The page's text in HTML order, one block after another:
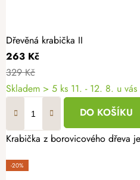
Dřevěná krabička II
263 Kč
329 Kč
Skladem > 5 ks 11. - 12. 8. u vás
DO KOŠÍKU
Krabička z borovicového dřeva
-20%